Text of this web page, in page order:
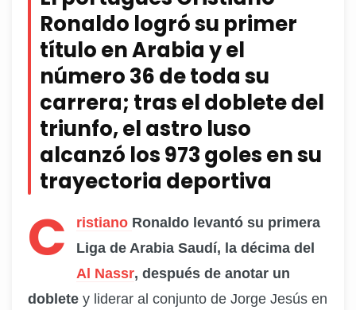
Ronaldo logró su primer
título en Arabia y el
número 36 de toda su
carrera; tras el doblete del
triunfo, el astro luso
alcanzó los 973 goles en su
trayectoria deportiva
C ristiano Ronaldo levantó su primera
Liga de Arabia Saudí, la décima del
Al Nassr, después de anotar un
doblete y liderar al conjunto de Jorge Jesús en